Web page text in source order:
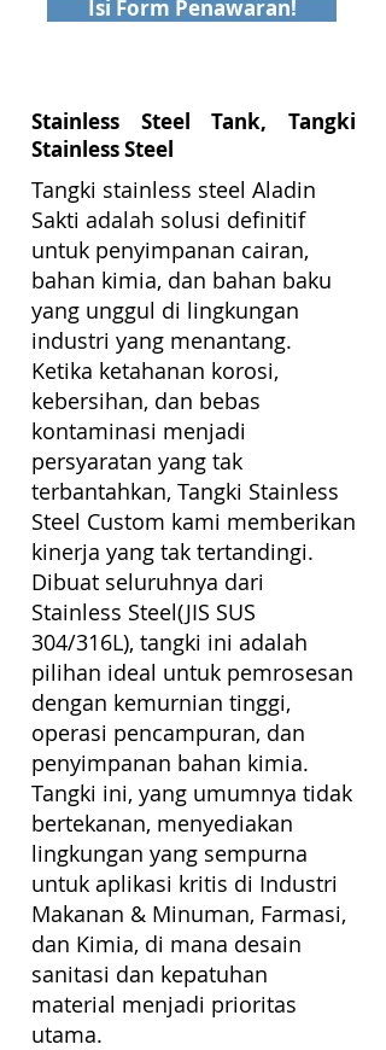
Isi Form Penawaran!
Stainless Steel Tank, Tangki
Stainless Steel
Tangki stainless steel Aladin
Sakti adalah solusi definitif
untuk penyimpanan cairan,
bahan kimia, dan bahan baku
yang unggul di lingkungan
industri yang menantang.
Ketika ketahanan korosi,
kebersihan, dan bebas
kontaminasi menjadi
persyaratan yang tak
terbantahkan, Tangki Stainless
Steel Custom kami memberikan
kinerja yang tak tertandingi.
Dibuat seluruhnya dari
Stainless Steel(JIS SUS
304/316L), tangki ini adalah
pilihan ideal untuk pemrosesan
dengan kemurnian tinggi,
operasi pencampuran, dan
penyimpanan bahan kimia.
Tangki ini, yang umumnya tidak
bertekanan, menyediakan
lingkungan yang sempurna
untuk aplikasi kritis di Industri
Makanan & Minuman, Farmasi,
dan Kimia, di mana desain
sanitasi dan kepatuhan
material menjadi prioritas
utama.